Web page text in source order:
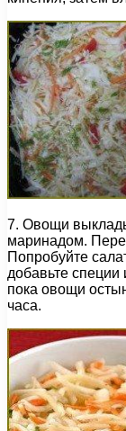
7. Овощи
маринадом.
Попробуйте
добавьте
пока овощи
часа.